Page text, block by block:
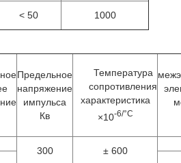
< 50 1000
Предельное
напряжение
импульса
Кв
Температура
сопротивления
характеристика
×10-6/°C
300 ± 600